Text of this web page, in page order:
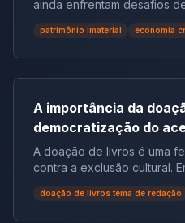
ainda enfrentam desafios
e reconhecimento social.
patrimônio imaterial economia
A importância da
democratização do
populações em
social no Brasil | Tema
A doação de livros é uma
contra a exclusão cultural.
mais não leitores, ela
conhecimento e reduz
doação de livros tema de redação